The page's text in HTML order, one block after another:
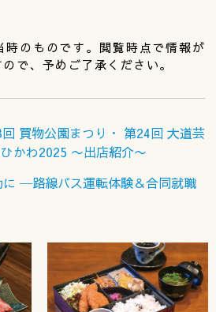
のものです。閲覧時点で情報が
で、予めご了承ください。
買物公園まつり・ 第24回 大道芸
かわ2025 〜出店紹介〜
に ─路線バス運転体験＆合同就職